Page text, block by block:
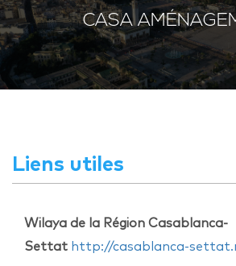
CASA
Liens utiles
Wilaya de la Région Casablanca-
Settat http://casablanca-